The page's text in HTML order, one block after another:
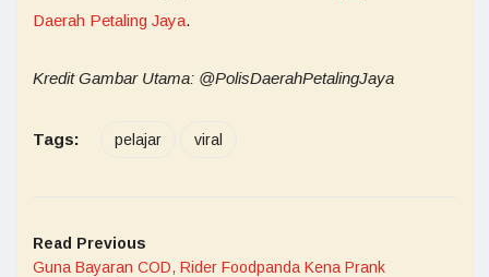
Daerah Petaling Jaya.
Kredit Gambar Utama: @PolisDaerahPetalingJaya
Tags: pelajar viral
Read Previous
Guna Bayaran COD, Rider Foodpanda Kena Prank